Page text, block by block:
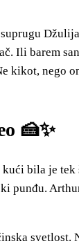
Ili barem
nego
🍰✨
bila je
punđu.